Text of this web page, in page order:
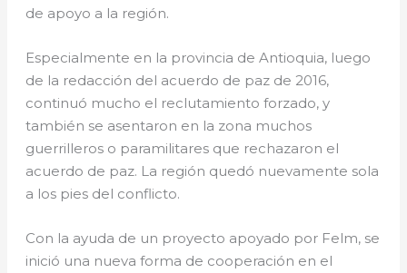
de apoyo a la región.
Especialmente en la provincia de Antioquia, luego
de la redacción del acuerdo de paz de 2016,
continuó mucho el reclutamiento forzado, y
también se asentaron en la zona muchos
guerrilleros o paramilitares que rechazaron el
acuerdo de paz. La región quedó nuevamente sola
a los pies del conflicto.
Con la ayuda de un proyecto apoyado por Felm, se
inició una nueva forma de cooperación en el